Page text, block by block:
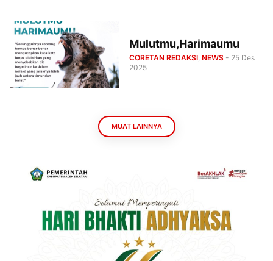
Mulutmu,Harimaumu
CORETAN REDAKSI, NEWS - 25 Des
2025
MUAT LAINNYA